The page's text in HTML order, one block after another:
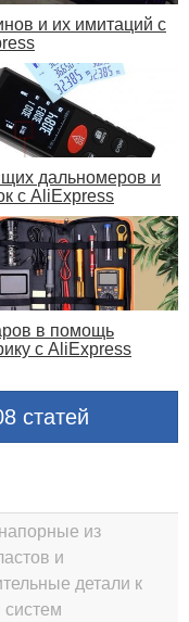
и их имитаций с
дальномеров и
с AliExpress
в помощь
с AliExpress
статей
из
и
детали к